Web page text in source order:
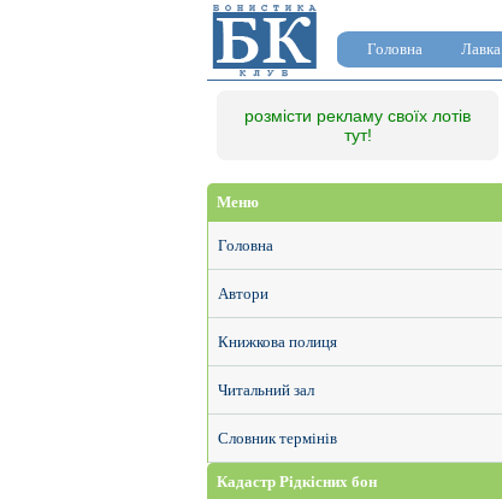
Головна
Лавка
розмісти рекламу своїх лотів
тут!
Меню
Головна
Автори
Книжкова полиця
Читальний зал
Словник термінів
Кадастр Рідкісних бон